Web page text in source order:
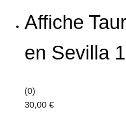
à
plusieurs
Les
Affiche
en Sevilla
(0)
30,00 €